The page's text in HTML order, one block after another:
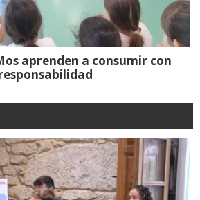
aprenden a consumir con